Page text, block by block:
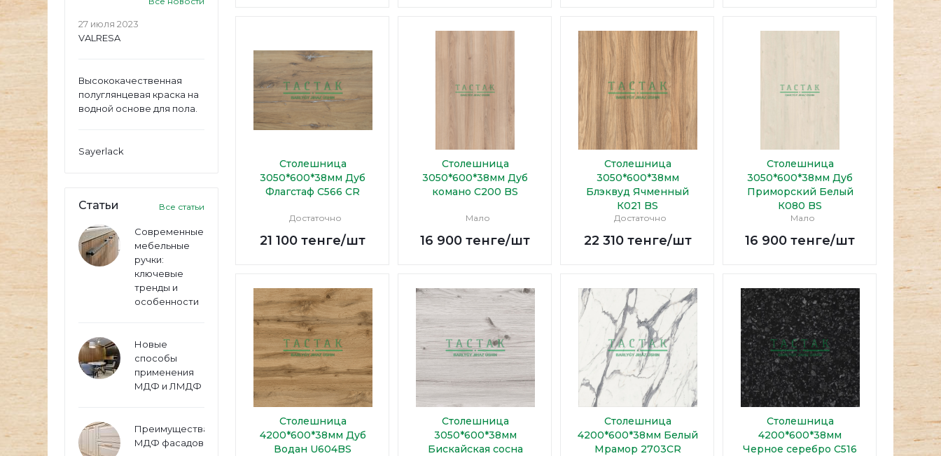
27 июля 2023
VALRESA
Высококачественная
полуглянцевая краска на
водной основе для пола.
Sayerlack
Статьи Все статьи
Современные
мебельные
ручки:
ключевые
тренды и
особенности
Новые
способы
применения
МДФ и ЛМДФ
Преимущества
МДФ фасадов
Столешница
3050*600*38мм Дуб
Флагстаф C566 CR
Достаточно
21 100 тенге/шт
Столешница
3050*600*38мм Дуб
комано С200 BS
Мало
16 900 тенге/шт
Столешница
3050*600*38мм
Блэквуд Ячменный
К021 BS
Достаточно
22 310тенге/шт
Столешница
3050*600*38мм Дуб
Приморский Белый
К080 BS
Мало
16 900 тенге/шт
Столешница
4200*600*38мм Дуб
Водан U604BS
Столешница
3050*600*38мм
Бискайская сосна
Столешница
4200*600*38мм Белый
Мрамор 2703CR
Столешница
4200*600*38мм
Черное серебро С516